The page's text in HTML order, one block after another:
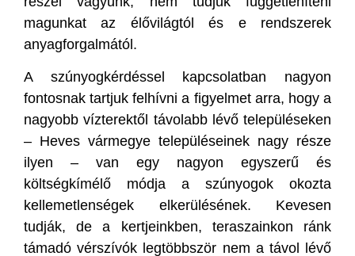
magunkat az élővilágtól és e rendszerek
anyagforgalmától.
A szúnyogkérdéssel kapcsolatban nagyon
fontosnak tartjuk felhívni a figyelmet arra, hogy a
nagyobb vízterektől távolabb lévő településeken
– Heves vármegye településeinek nagy része
ilyen – van egy nagyon egyszerű és
költségkímélő módja a szúnyogok okozta
kellemetlenségek elkerülésének. Kevesen
tudják, de a kertjeinkben, teraszainkon ránk
támadó vérszívók legtöbbször nem a távol lévő